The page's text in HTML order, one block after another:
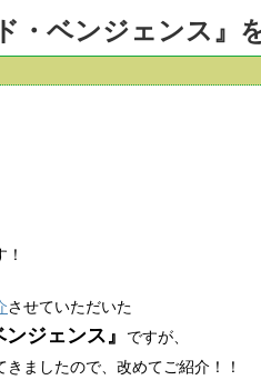
・ベンジェンス』
させていただいた
ジェンス』
ですが、
ましたので、改めてご紹介！！